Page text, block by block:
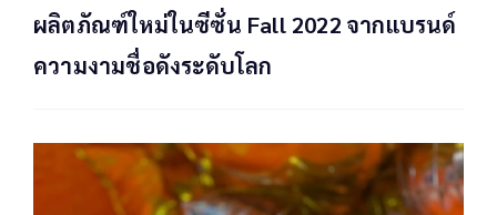
ผลิตภัณฑ์ใหม่ในซีซั่น Fall 2022 จากแบรนด์
ความงามชื่อดังระดับโลก